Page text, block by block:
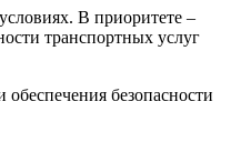
В приоритете –
транспортных услуг
безопасности